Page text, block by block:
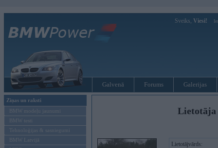
Sveiks, Viesi!
Galvenā Forums Galerijas
Ziņas un raksti
BMW modeļu jaunumi
BMW testi
Tehnoloģijas & sasniegumi
BMW Latvijā
Lietotāja
Lietotājvārds: